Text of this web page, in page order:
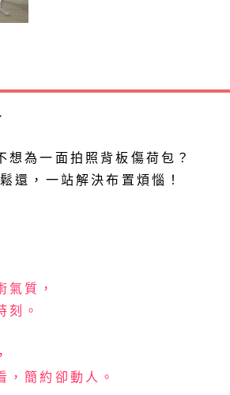
為一面拍照背板傷荷包？
還，一站解決布置煩惱！
質，
刻。
簡約卻動人。